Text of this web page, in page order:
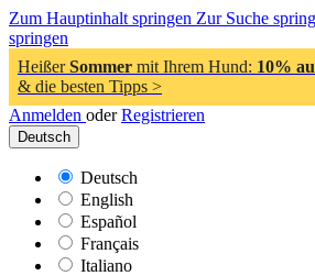
Zum Hauptinhalt springen Zur Suche
springen
HeißerSommer mit Ihrem Hund: 10%
& die besten Tipps >
Anmelden oder Registrieren
Deutsch
Deutsch
English
Español
Français
Italiano